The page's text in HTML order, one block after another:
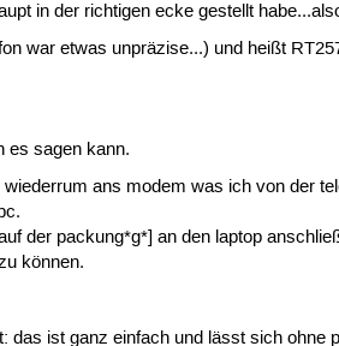
in der richtigen ecke gestellt
war etwas unpräzise...) und heißt
es sagen kann.
ans modem was ich von der
der packung*g*] an den laptop
können.
ist ganz einfach und lässt sich